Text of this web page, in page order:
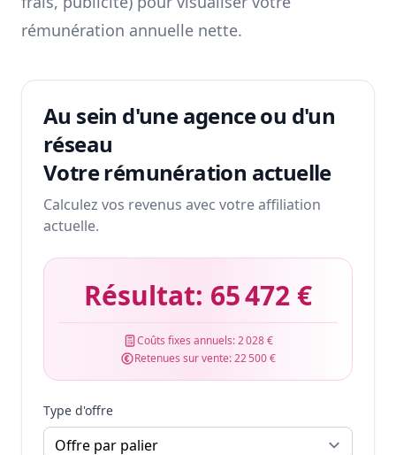
rémunération annuelle nette.
Au sein d'une agence ou d'un
réseau
Votre rémunération actuelle
Calculez vos revenus avec votre affiliation
actuelle.
Résultat: 65 472 €
Coûts fixes annuels:2 028 €
Retenues sur vente:22 500 €
Type d'offre